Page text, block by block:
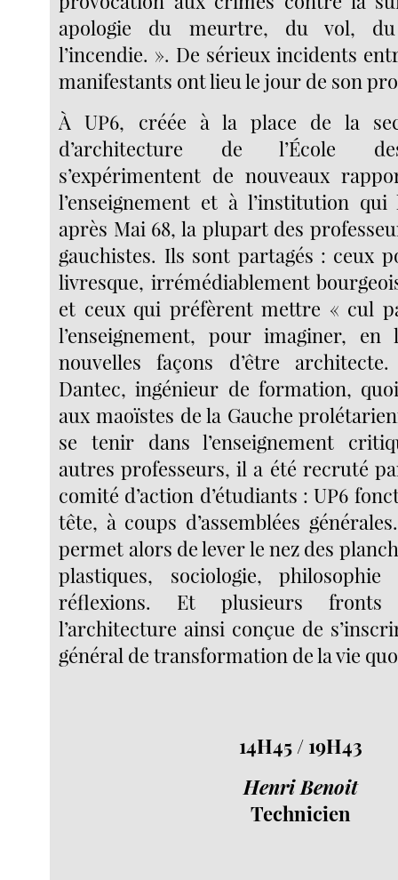
apologie du meurtre, du vol,
l’incendie. ». De sérieux incidents
manifestants ont lieu le jour de son
À UP6, créée à la place de la
d’architecture de l’École
s’expérimentent de nouveaux
l’enseignement et à l’institution
après Mai 68, la plupart des
gauchistes. Ils sont partagés : ceux
livresque, irrémédiablement
et ceux qui préfèrent mettre « cul
l’enseignement, pour imaginer, en
nouvelles façons d’être
Dantec, ingénieur de formation,
aux maoïstes de la Gauche
se tenir dans l’enseignement
autres professeurs, il a été recruté
comité d’action d’étudiants : UP6
tête, à coups d’assemblées
permet alors de lever le nez des
plastiques, sociologie,
réflexions. Et plusieurs
l’architecture ainsi conçue de
général de transformation de la vie
14H45 / 19H43
Henri Benoit
Technicien